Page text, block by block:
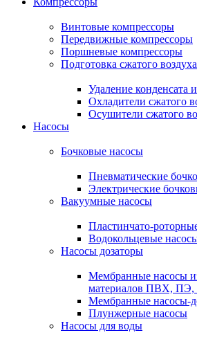
Винтовые компрессоры
Передвижные компрессоры
Поршневые компрессоры
Подготовка сжатого воздуха
Удаление конденсата
Охладители сжатого
Осушители сжатого
Насосы
Бочковые насосы
Пневматические
Электрические
Вакуумные насосы
Пластинчато-
Водокольцевые
Насосы дозаторы
Мембранные насосы
материалов ПВХ, ПЭ,
Мембранные насосы-
Плунжерные насосы
Насосы для воды